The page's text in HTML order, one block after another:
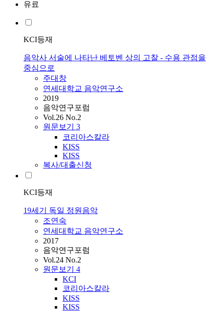
유료
KCI등재
음악사 서술에 나타난 베토벤 상의 고찰 - 수용 관점을
중심으로
주대창
연세대학교 음악연구소
2019
음악연구포럼
Vol.26 No.2
원문보기 3
코리아스칼라
KISS
KISS
복사/대출신청
KCI등재
19세기 독일 정원음악
조연숙
연세대학교 음악연구소
2017
음악연구포럼
Vol.24 No.2
원문보기 4
KCI
코리아스칼라
KISS
KISS